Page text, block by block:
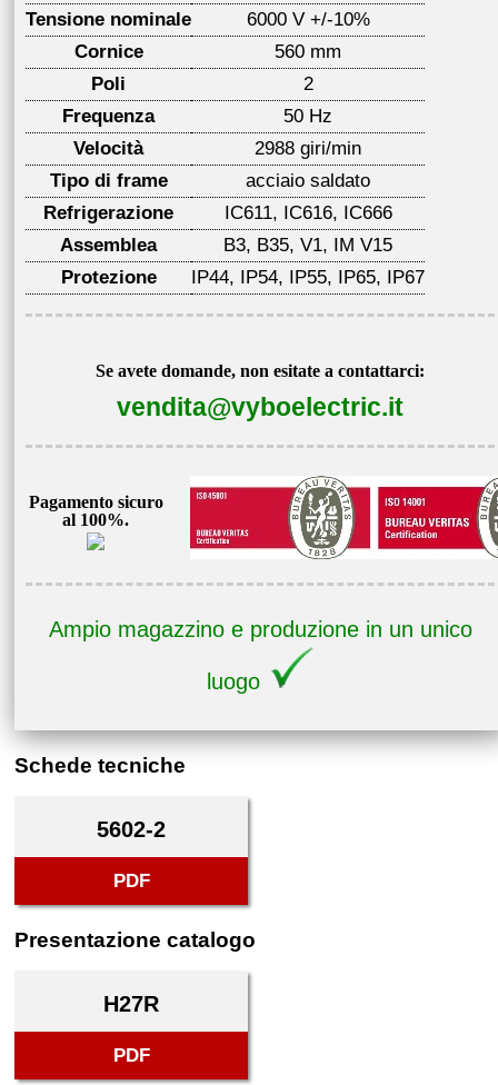
Tensione nominale
6000 V +/-10%
Cornice
560 mm
Poli
2
Frequenza
50 Hz
Velocità
2988 giri/min
Tipo di frame
acciaio saldato
Refrigerazione
IC611, IC616, IC666
Assemblea
B3, B35, V1, IM V15
Protezione
IP44, IP54, IP55, IP65, IP67
Se avete domande, non esitate a contattarci:
vendita@vyboelectric.it
Pagamento sicuro
al 100%.
Ampio magazzino e produzione in un unico
luogo
Schede tecniche
5602-2
PDF
Presentazione catalogo
H27R
PDF